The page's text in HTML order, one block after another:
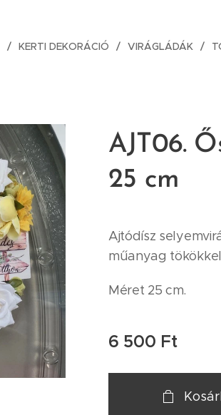
KERTI DEKORÁCIÓ VIRÁGLÁDÁK
AJT06.
25 cm
Ajtódísz
műanyag
Méret 25 cm.
6 500 Ft